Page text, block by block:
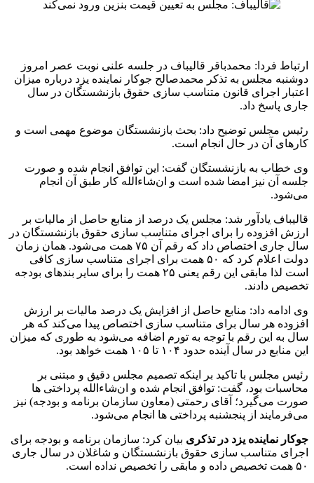
ارتباط فردا: محمدباقر قالیباف در جلسه علنی نوبت عصر امروز
دوشنبه مجلس به تذکر محمدصالح جوکار نماینده یزد درباره میزان
اعتبار اجرای قانون متناسب سازی حقوق بازنشستگان در سال
جاری پاسخ داد.
رئیس مجلس توضیح داد: بحث بازنشستگان موضوع مهمی است و
کارهای آن در حال انجام است.
وی خطاب به بازنشستگان گفت: این توافق انجام شده و صورت
جلسه آن نیز امضا شده است و ان‌شاءالله کار طبق آن انجام
می‌شود.
قالیباف یادآور شد: مجلس یک درصد از منابع حاصل از مالیات بر
ارزش افزوده را برای اجرای متناسب سازی حقوق بازنشستگان در
سال جاری اختصاص داد که رقم آن ۷۵ همت می‌شود. همان زمان
دولت اعلام کرد که ۵۰ همت برای اجرای متناسب سازی کافی
است لذا مابقی این رقم یعنی ۲۵ همت را برای سایر بندهای بودجه
تخصیص دادند.
وی ادامه داد: منابع حاصل از افزایش یک درصد مالیات بر ارزش
افزوده هر سال برای متناسب سازی اختصاص پیدا می‌کند که هر
سال به این رقم با توجه به تورم اضافه می‌شود به طوری که میزان
این منابع در سال آینده حدود ۱۰۴ تا ۱۰۵ همت خواهد بود.
رئیس مجلس با تاکید بر اینکه تصمیم مجلس دقیق و مبتنی بر
محاسبات بود، گفت: توافق انجام شده و ان‌شاءالله پرداختی ها
صورت می‌گیرد؛ آقای رحمتی (معاون سازمان برنامه و بودجه) نیز
می‌فرمایند از پنجشنبه پرداختی ها انجام می‌شود.
جوکار نماینده یزد در تذکری بیان کرد: سازمان برنامه و بودجه برای
اجرای متناسب سازی حقوق بازنشستگان و شاغلان در سال جاری
۵۰ همت تخصیص داده و مابقی را تخصیص نداده است.